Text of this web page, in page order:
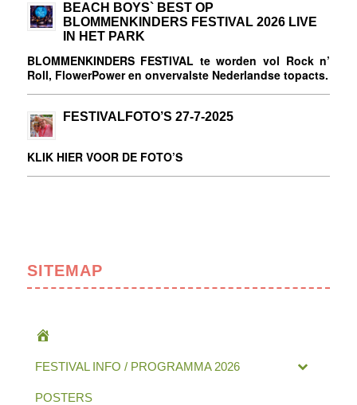
BEACH BOYS` BEST OP
BLOMMENKINDERS FESTIVAL 2026 LIVE
IN HET PARK
BLOMMENKINDERS FESTIVAL te worden vol Rock n’
Roll, FlowerPower en onvervalste Nederlandse topacts.
FESTIVALFOTO’S 27-7-2025
KLIK HIER VOOR DE FOTO’S
SITEMAP
FESTIVAL INFO / PROGRAMMA 2026
POSTERS